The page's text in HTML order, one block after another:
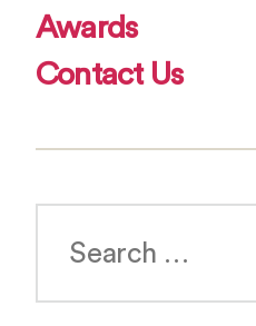
Awards
Contact Us